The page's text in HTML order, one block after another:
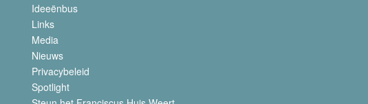
Ideeënbus
Links
Media
Nieuws
Privacybeleid
Spotlight